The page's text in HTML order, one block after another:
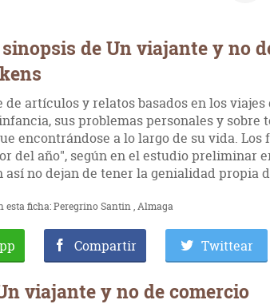
de Un viajante y no
de artículos y relatos basados en los viajes
sus problemas personales y sobre
encontrándose a lo largo de su vida. Los
del año", según en el estudio preliminar
así no dejan de tener la genialidad propia
esta ficha:Peregrino Santin Almaga
Compartir Twittear
viajante y no de comercio